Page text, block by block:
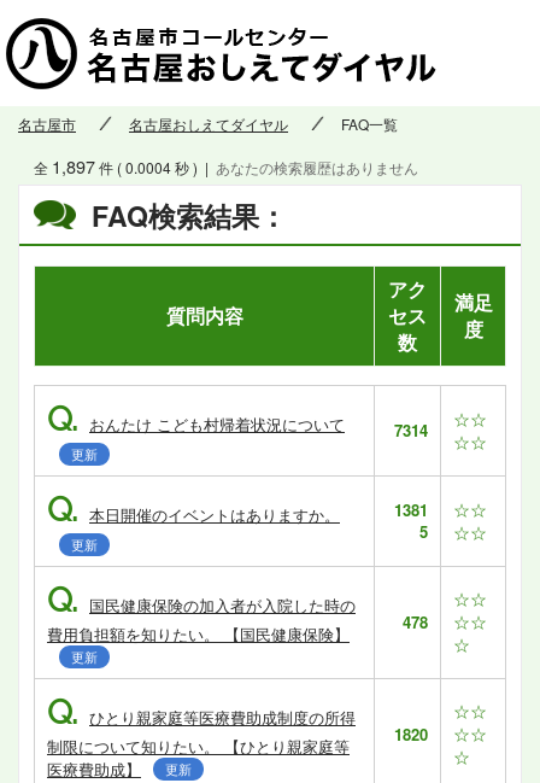
名古屋市 名古屋おしえてダイヤル FAQ一覧
FAQ検索結果：
全 1,897件 ( 0.0004 秒 ) | あなたの検索履歴はありません
質問内容
アク
セス
数
満足
度
Q. おんたけ こども村帰着状況について
更新
7314
☆☆
☆☆
Q. 本日開催のイベントはありますか。
更新
1381
5
☆☆
☆☆
Q. 国民健康保険の加入者が入院した時の
費用負担額を知りたい。 【国民健康保険】
更新
478
☆☆
☆☆
☆
Q. ひとり親家庭等医療費助成制度の所得
制限について知りたい。 【ひとり親家庭等
医療費助成】
更新
1820
☆☆
☆☆
☆